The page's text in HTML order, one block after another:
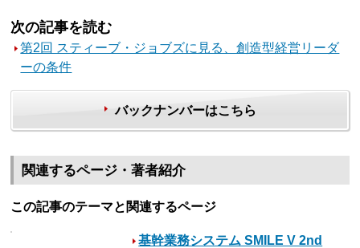
次の記事を読む
第2回 スティーブ・ジョブズに見る、創造型経営リーダ
ーの条件
バックナンバーはこちら
関連するページ・著者紹介
この記事のテーマと関連するページ
基幹業務システム SMILE V 2nd